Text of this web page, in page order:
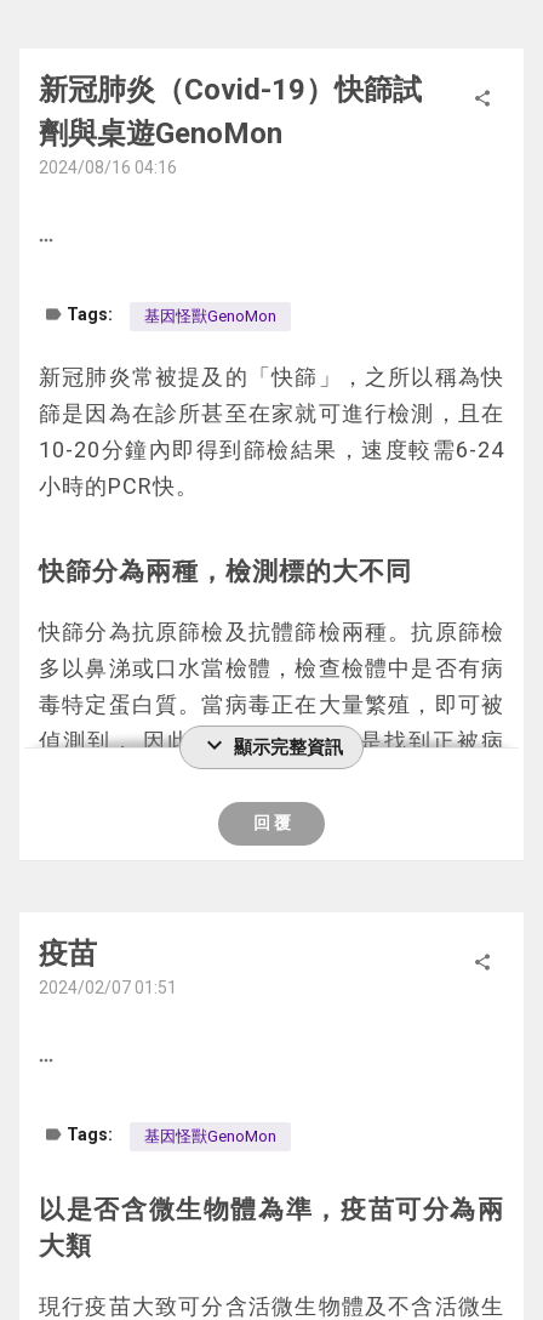
	《神經風暴》是一款基於神經細胞間聯繫
所設計的卡牌遊戲，將神經的調控機制與策略
神經調控的奇妙世界。玩家在遊戲中扮演神經
卡牌都代表著一個神經調控概念，對應現實中
中的卡牌來調節神經傳導、干擾對手或抵禦神
經病變的侵擾，成為最健康的神經細胞來贏得
最終勝利。
括：神經細胞活化、神經細胞間聯繫(神經傳
變。
	在此遊戲裡相關的神經病變，我們選了帕
金森氏症、亨丁頓舞蹈症及阿茲罕默症。帕金
稱魔化刑紐克)在大腦不正常累積後，導致神
tingtin，遊戲裡稱魔化悍霆霆)不正常累積在
大腦後，導致腦細胞死亡，造成不協調的步
系統中的「非神經元細胞」，它們種類繁多，
能為神經元提供支持和保護，減緩神經病變。
新冠肺炎（Covid-19）快篩試
劑與桌遊GenoMon
2024/08/16 04:16
share
more_horiz
label Tags: 基因怪獸GenoMon
新冠肺炎常被提及的「快篩」，之所以稱為快
篩是因為在診所甚至在家就可進行檢測，且在
10-20分鐘內即得到篩檢結果，速度較需6-24
小時的PCR快。
快篩分為兩種，檢測標的大不同
快篩分為抗原篩檢及抗體篩檢兩種。抗原篩檢
多以鼻涕或口水當檢體，檢查檢體中是否有病
毒特定蛋白質。當病毒正在大量繁殖，即可被
偵測到， 因此抗原篩檢的目的是找到正被病
毒感染，且病毒量大的人。而抗體篩檢是測血
液裡是否有對抗病毒的抗體，因此有兩種功
一是檢查注射的疫苗是否有效，也就是
表一、抗原快篩與抗體快篩比較表兩種快篩片
的檢測過程與原理
expand_more 顯示完整資訊
回 覆
疫苗
2024/02/07 01:51
share
more_horiz
label Tags: 基因怪獸GenoMon
以是否含微生物體為準，疫苗可分為兩
大類
現行疫苗大致可分含活微生物體及不含活微生